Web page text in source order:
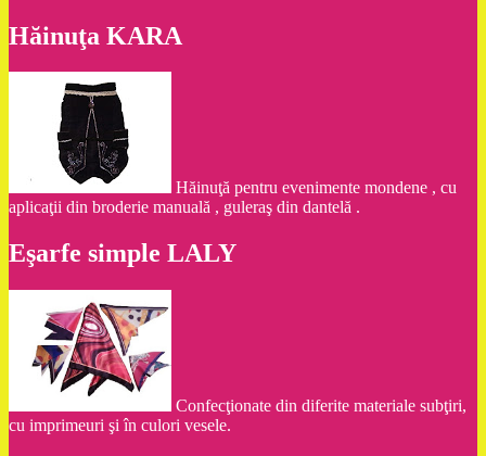
Hăinuţa KARA
Hăinuţă pentru evenimente mondene , cu
aplicaţii din broderie manuală , guleraş din dantelă .
Eşarfe simple LALY
Confecţionate din diferite materiale subţiri,
cu imprimeuri şi în culori vesele.